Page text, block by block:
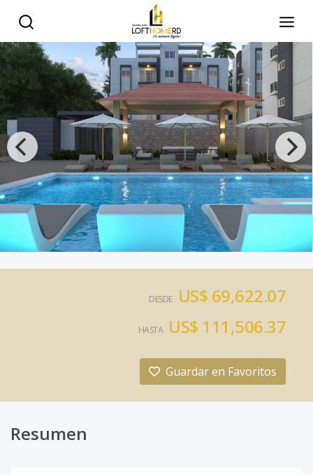
DESDE US$ 69,622.07
HASTA US$ 111,506.37
Guardar en Favoritos
Resumen